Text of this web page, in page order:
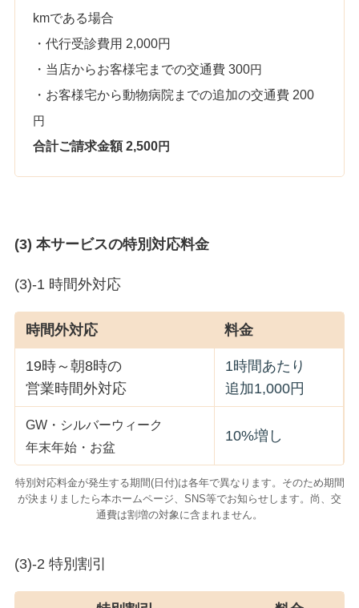
kmである場合
・代行受診費用 2,000円
・当店からお客様宅までの交通費 300円
・お客様宅から動物病院までの追加の交通費 200
円
合計ご請求金額 2,500円
(3) 本サービスの特別対応料金
(3)-1 時間外対応
時間外対応 料金
19時～朝8時の
営業時間外対応
1時間あたり
追加1,000円
GW・シルバーウィーク
年末年始・お盆
10%増し
特別対応料金が発生する期間(日付)は各年で異なります。そのため期間
が決まりましたら本ホームページ、SNS等でお知らせします。尚、交
通費は割増の対象に含まれません。
(3)-2 特別割引